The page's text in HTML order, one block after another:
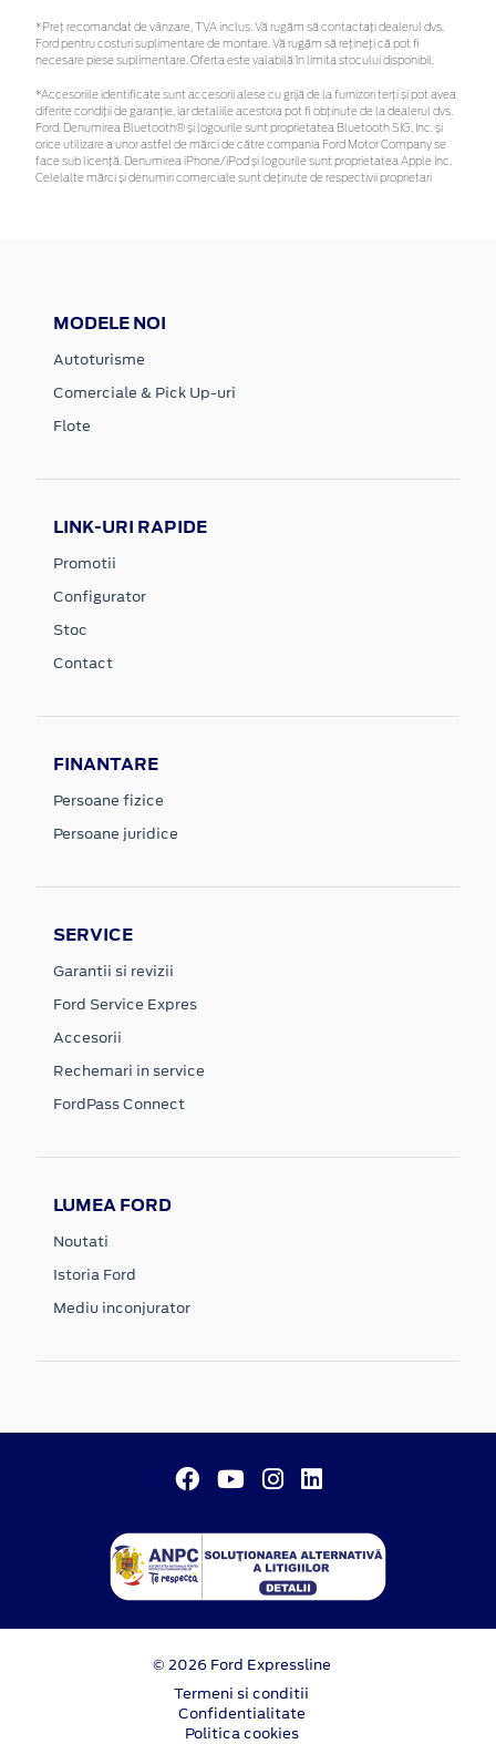
*Preţ recomandat de vânzare, TVA inclus. Vă rugăm să contactaţi dealerul dvs.
Ford pentru costuri suplimentare de montare. Vă rugăm să rețineți că pot fi
necesare piese suplimentare. Oferta este valabilă în limita stocului disponibil.
*Accesoriile identificate sunt accesorii alese cu grijă de la furnizori terți și pot avea
diferite condiții de garanție, iar detaliile acestora pot fi obținute de la dealerul dvs.
Ford. Denumirea Bluetooth® și logourile sunt proprietatea Bluetooth SIG, Inc. și
orice utilizare a unor astfel de mărci de către compania Ford Motor Company se
face sub licență. Denumirea iPhone/iPod și logourile sunt proprietatea Apple Inc.
Celelalte mărci și denumiri comerciale sunt deținute de respectivii proprietari
MODELE NOI
Autoturisme
Comerciale & Pick Up-uri
Flote
LINK-URI RAPIDE
Promotii
Configurator
Stoc
Contact
FINANTARE
Persoane fizice
Persoane juridice
SERVICE
Garantii si revizii
Ford Service Expres
Accesorii
Rechemari in service
FordPass Connect
LUMEA FORD
Noutati
Istoria Ford
Mediu inconjurator
© 2026 Ford Expressline
Termeni si conditii
Confidentialitate
Politica cookies